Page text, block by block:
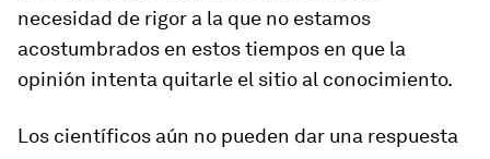
necesidad de rigor a la que no estamos
acostumbrados en estos tiempos en que la
opinión intenta quitarle el sitio al conocimiento.
Los científicos aún no pueden dar una respuesta